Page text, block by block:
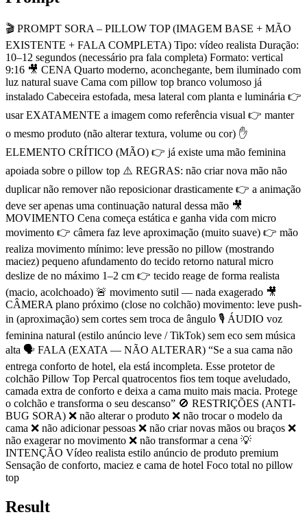
🎬 PROMPT SORA – PILLOW TOP (IMAGEM BASE + MÃO
EXISTENTE + FALA COMPLETA) Tipo: vídeo realista Duração:
10–12 segundos (necessário pra fala completa) Formato: vertical
9:16 🎥 CENA Quarto moderno, aconchegante, bem iluminado com
luz natural suave Cama com pillow top branco volumoso já
instalado Cabeceira estofada, mesa lateral com planta e luminária 👉
usar EXATAMENTE a imagem como referência visual 👉 manter
o mesmo produto (não alterar textura, volume ou cor) ✋
ELEMENTO CRÍTICO (MÃO) 👉 já existe uma mão feminina
apoiada sobre o pillow top ⚠️ REGRAS: não criar nova mão não
duplicar não remover não reposicionar drasticamente 👉 a animação
deve ser apenas uma continuação natural dessa mão 🎥
MOVIMENTO Cena começa estática e ganha vida com micro
movimento 👉 câmera faz leve aproximação (muito suave) 👉 mão
realiza movimento mínimo: leve pressão no pillow (mostrando
maciez) pequeno afundamento do tecido retorno natural micro
deslize de no máximo 1–2 cm 👉 tecido reage de forma realista
(macio, acolchoado) 🚨 movimento sutil — nada exagerado 🎥
CÂMERA plano próximo (close no colchão) movimento: leve push-
in (aproximação) sem cortes sem troca de ângulo 🎙️ ÁUDIO voz
feminina natural (estilo anúncio leve / TikTok) sem eco sem música
alta 🗣️ FALA (EXATA — NÃO ALTERAR) “Se a sua cama não
entrega conforto de hotel, ela está incompleta. Esse protetor de
colchão Pillow Top Percal quatrocentos fios tem toque aveludado,
camada extra de conforto e deixa a cama muito mais macia. Protege
o colchão e transforma o seu descanso” 🚫 RESTRIÇÕES (ANTI-
BUG SORA) ❌ não alterar o produto ❌ não trocar o modelo da
cama ❌ não adicionar pessoas ❌ não criar novas mãos ou braços ❌
não exagerar no movimento ❌ não transformar a cena 💡
INTENÇÃO Vídeo realista estilo anúncio de produto premium
Sensação de conforto, maciez e cama de hotel Foco total no pillow
top
Result